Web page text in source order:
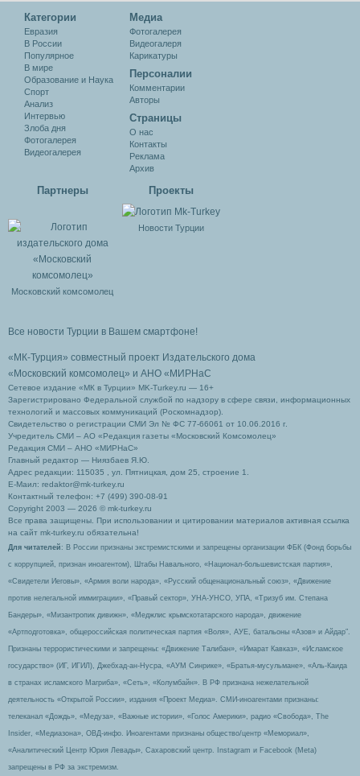
Категории
Евразия
В России
Популярное
В мире
Образование и Наука
Спорт
Анализ
Интервью
Злоба дня
Фотогалерея
Видеогалерея
Медиа
Фотогалерея
Видеогалеря
Карикатуры
Персоналии
Комментарии
Авторы
Cтраницы
О нас
Контакты
Реклама
Архив
Партнеры
Московский комсомолец
Проекты
Новости Турции
Все новости Турции в Вашем смартфоне!
«МК-Турция» совместный проект Издательского дома
«Московский комсомолец» и АНО «МИРНаС
Сетевое издание «МК в Турции» MK-Turkey.ru — 16+
Зарегистрировано Федеральной службой по надзору в сфере связи, информационных
технологий и массовых коммуникаций (Роскомнадзор).
Свидетельство о регистрации СМИ Эл № ФС 77-66061 от 10.06.2016 г.
Учредитель СМИ – АО «Редакция газеты «Московский Комсомолец»
Редакция СМИ – АНО «МИРНаС»
Главный редактор — Ниязбаев Я.Ю.
Адрес редакции: 115035 , ул. Пятницкая, дом 25, строение 1.
Е-Маил: redaktor@mk-turkey.ru
Контактный телефон: +7 (499) 390-08-91
Copyright 2003 — 2026 © mk-turkey.ru
Все права защищены. При использовании и цитировании материалов активная ссылка
на сайт mk-turkey.ru обязательна!
Для читателей : В России признаны экстремистскими и запрещены организации ФБК (Фонд борьбы
с коррупцией, признан иноагентом), Штабы Навального, «Национал-большевистская партия»,
«Свидетели Иеговы», «Армия воли народа», «Русский общенациональный союз», «Движение
против нелегальной иммиграции», «Правый сектор», УНА-УНСО, УПА, «Тризуб им. Степана
Бандеры», «Мизантропик дивижн», «Меджлис крымскотатарского народа», движение
«Артподготовка», общероссийская политическая партия «Воля», АУЕ, батальоны «Азов» и Айдар″.
Признаны террористическими и запрещены: «Движение Талибан», «Имарат Кавказ», «Исламское
государство» (ИГ, ИГИЛ), Джебхад-ан-Нусра, «АУМ Синрике», «Братья-мусульмане», «Аль-Каида
в странах исламского Магриба», «Сеть», «Колумбайн». В РФ признана нежелательной
деятельность «Открытой России», издания «Проект Медиа». СМИ-иноагентами признаны:
телеканал «Дождь», «Медуза», «Важные истории», «Голос Америки», радио «Свобода», The
Insider, «Медиазона», ОВД-инфо. Иноагентами признаны общество/центр «Мемориал»,
«Аналитический Центр Юрия Левады», Сахаровский центр. Instagram и Facebook (Metа)
запрещены в РФ за экстремизм.